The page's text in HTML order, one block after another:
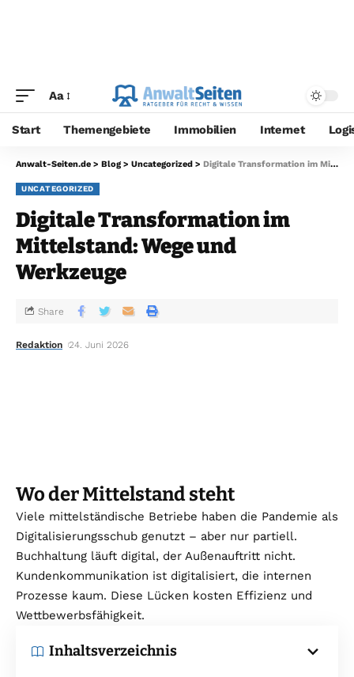
Aa
Start Themengebiete Immobilien Internet
Anwalt-Seiten.de > Blog > Uncategorized > Digitale Transformation im Mittelstand: Wege und Werkzeuge
UNCATEGORIZED
Digitale Transformation im
Mittelstand: Wege und
Werkzeuge
Redaktion 24. Juni 2026
Share
Wo der Mittelstand steht
Viele mittelständische Betriebe haben die Pandemie als
Digitalisierungsschub genutzt – aber nur partiell.
Buchhaltung läuft digital, der Außenauftritt nicht.
Kundenkommunikation ist digitalisiert, die internen
Prozesse kaum. Diese Lücken kosten Effizienz und
Wettbewerbsfähigkeit.
Inhaltsverzeichnis